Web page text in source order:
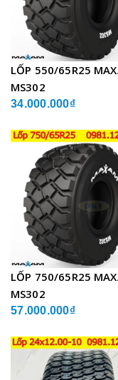
LỐP 550/65R25
MS302
34.000.000₫
LỐP 750/65R25
MS302
57.000.000₫